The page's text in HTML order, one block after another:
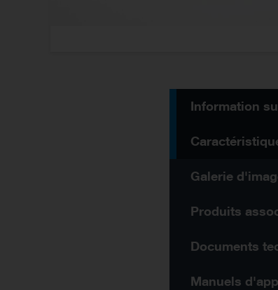
Galerie
Produits
Documents
Manuels